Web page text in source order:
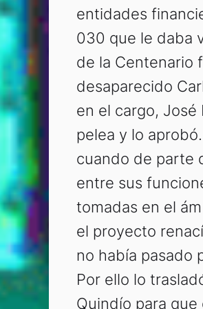
entidades
030 que le daba
de la Centenario
desaparecido
en el cargo, José
pelea y lo
cuando de parte
entre sus
tomadas en el
el proyecto
no había pasado
Por ello lo
Quindío para